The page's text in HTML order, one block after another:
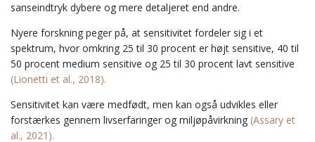
sanseindtryk dybere og mere detaljeret end andre.
Nyere forskning peger på, at sensitivitet fordeler sig i et
spektrum, hvor omkring 25 til 30 procent er højt sensitive, 40 til
50 procent medium sensitive og 25 til 30 procent lavt sensitive
(Lionetti et al., 2018).
Sensitivitet kan være medfødt, men kan også udvikles eller
forstærkes gennem livserfaringer og miljøpåvirkning (Assary et
al., 2021).